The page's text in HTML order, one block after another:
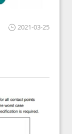
2021-03-25